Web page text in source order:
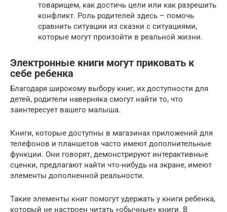
товарищем, как достичь цели или как разрешить
конфликт. Роль родителей здесь – помочь
сравнить ситуации из сказки с ситуациями,
которые могут произойти в реальной жизни.
Электронные книги могут приковать к
себе ребенка
Благодаря широкому выбору книг, их доступности для
детей, родители наверняка смогут найти то, что
заинтересует вашего малыша.
Книги, которые доступны в магазинах приложений для
телефонов и планшетов часто имеют дополнительные
функции. Они говорят, демонстрируют интерактивные
сценки, предлагают найти что-нибудь на экране, имеют
элементы дополненной реальности.
Такие элементы книг помогут удержать у книги ребенка,
который не настроен читать «обычные» книги. В